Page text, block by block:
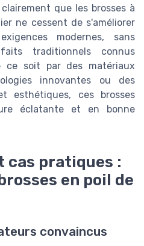
que les brosses à
ne cessent de s'améliorer
modernes, sans
traditionnels connus
ce soit par des matériaux
innovantes ou des
esthétiques, ces brosses
éclatante et en bonne
cas pratiques :
en poil de
convaincus